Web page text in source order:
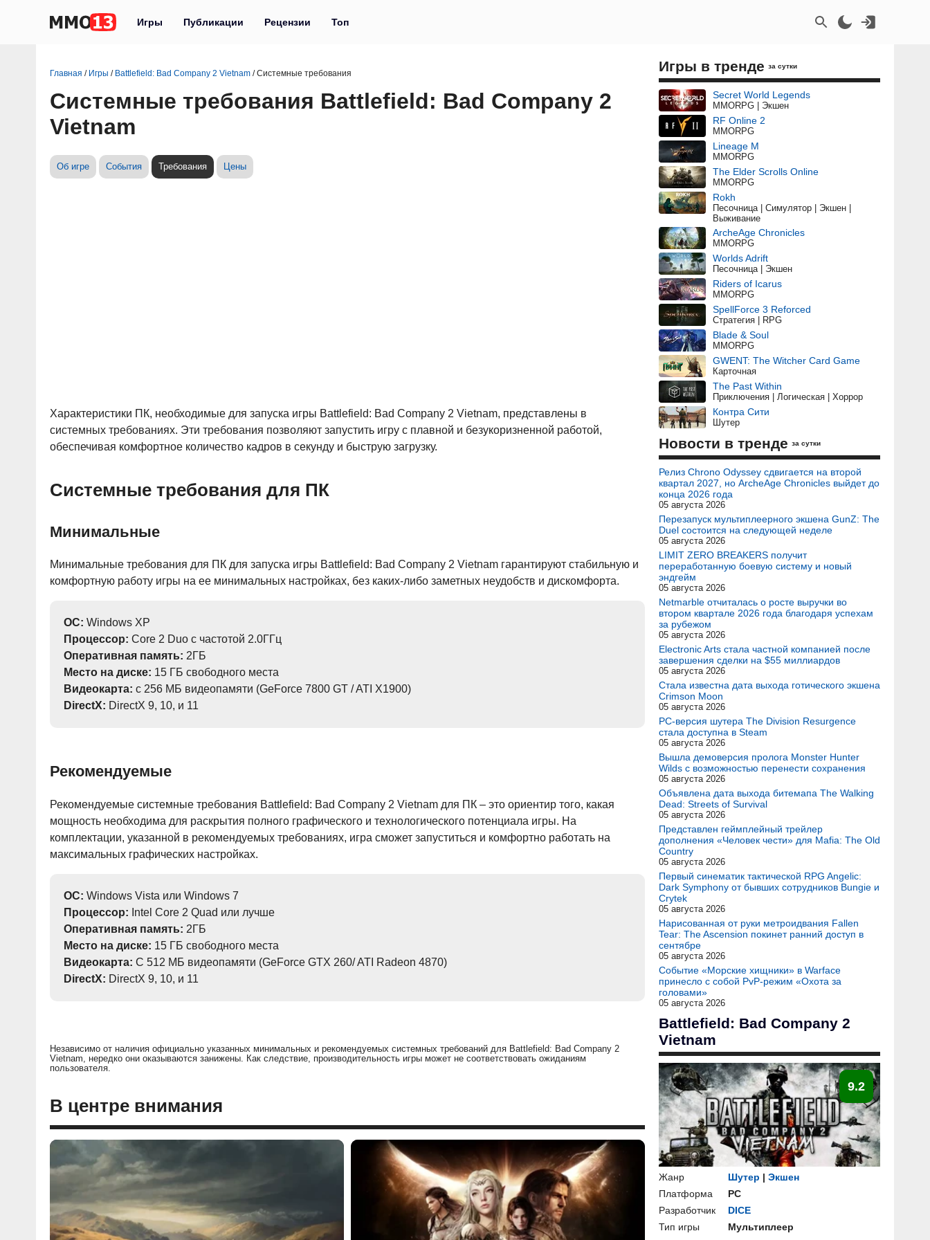
Игры Публикации Рецензии Топ
Главная / Игры / Battlefield: Bad Company 2 Vietnam /Системные требования
Системные требования Battlefield: Bad Company 2
Vietnam
Об игре События Требования Цены
Характеристики ПК, необходимые для запуска игры Battlefield: Bad Company 2 Vietnam, представлены в
системных требованиях. Эти требования позволяют запустить игру с плавной и безукоризненной работой,
обеспечивая комфортное количество кадров в секунду и быструю загрузку.
Системные требования для ПК
Минимальные
Минимальные требования для ПК для запуска игры Battlefield: Bad Company 2 Vietnam гарантируют стабильную и
комфортную работу игры на ее минимальных настройках, без каких-либо заметных неудобств и дискомфорта.
ОС: Windows XP
Процессор: Core 2 Duo с частотой 2.0ГГц
Оперативная память: 2ГБ
Место на диске: 15 ГБ свободного места
Видеокарта: с 256 МБ видеопамяти (GeForce 7800 GT / ATI X1900)
DirectX: DirectX 9, 10, и 11
Рекомендуемые
Рекомендуемые системные требования Battlefield: Bad Company 2 Vietnam для ПК – это ориентир того, какая
мощность необходима для раскрытия полного графического и технологического потенциала игры. На
комплектации, указанной в рекомендуемых требованиях, игра сможет запуститься и комфортно работать на
максимальных графических настройках.
ОС: Windows Vista или Windows 7
Процессор: Intel Core 2 Quad или лучше
Оперативная память: 2ГБ
Место на диске: 15 ГБ свободного места
Видеокарта: С 512 МБ видеопамяти (GeForce GTX 260/ ATI Radeon 4870)
DirectX: DirectX 9, 10, и 11
Независимо от наличия официально указанных минимальных и рекомендуемых системных требований для Battlefield: Bad Company 2
Vietnam, нередко они оказываются занижены. Как следствие, производительность игры может не соответствовать ожиданиям
пользователя.
В центре внимания
Игры в тренде за сутки
Secret World Legends
MMORPG | Экшен
RF Online 2
MMORPG
Lineage M
MMORPG
The Elder Scrolls Online
MMORPG
Rokh
Песочница | Симулятор | Экшен |
Выживание
ArcheAge Chronicles
MMORPG
Worlds Adrift
Песочница | Экшен
Riders of Icarus
MMORPG
SpellForce 3 Reforced
Стратегия | RPG
Blade & Soul
MMORPG
GWENT: The Witcher Card Game
Карточная
The Past Within
Приключения | Логическая | Хоррор
Контра Сити
Шутер
Новости в тренде за сутки
Релиз Chrono Odyssey сдвигается на второй
квартал 2027, но ArcheAge Chronicles выйдет до
конца 2026 года
05 августа 2026
Перезапуск мультиплеерного экшена GunZ: The
Duel состоится на следующей неделе
05 августа 2026
LIMIT ZERO BREAKERS получит
переработанную боевую систему и новый
эндгейм
05 августа 2026
Netmarble отчиталась о росте выручки во
втором квартале 2026 года благодаря успехам
за рубежом
05 августа 2026
Electronic Arts стала частной компанией после
завершения сделки на $55 миллиардов
05 августа 2026
Стала известна дата выхода готического экшена
Crimson Moon
05 августа 2026
PC-версия шутера The Division Resurgence
стала доступна в Steam
05 августа 2026
Вышла демоверсия пролога Monster Hunter
Wilds с возможностью перенести сохранения
05 августа 2026
Объявлена дата выхода битемапа The Walking
Dead: Streets of Survival
05 августа 2026
Представлен геймплейный трейлер
дополнения «Человек чести» для Mafia: The Old
Country
05 августа 2026
Первый синематик тактической RPG Angelic:
Dark Symphony от бывших сотрудников Bungie и
Crytek
05 августа 2026
Нарисованная от руки метроидвания Fallen
Tear: The Ascension покинет ранний доступ в
сентябре
05 августа 2026
Событие «Морские хищники» в Warface
принесло с собой PvP-режим «Охота за
головами»
05 августа 2026
Battlefield: Bad Company 2
Vietnam
9.2
Жанр Шутер | Экшен
Платформа
PC
Разработчик
DICE
Тип игры
Мультиплеер